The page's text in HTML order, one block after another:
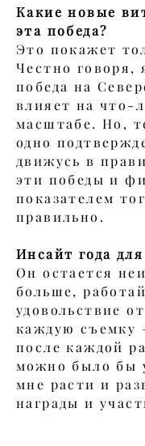
Какие новые
эта победа?
Это покажет
Честно говоря,
победа на
влияет на что-
масштабе. Но,
одно
движусь в
эти победы и
показателем
правильно.
Инсайт года для
Он остается
больше,
удовольствие
каждую съемку
после каждой
можно было бы
мне расти и
награды и